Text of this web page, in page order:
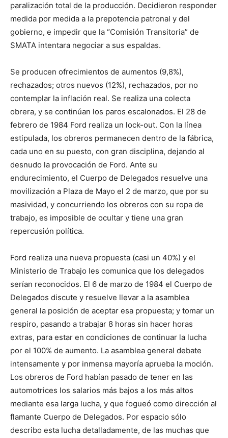
paralización total de la producción. Decidieron responder
medida por medida a la prepotencia patronal y del
gobierno, e impedir que la “Comisión Transitoria” de
SMATA intentara negociar a sus espaldas.
Se producen ofrecimientos de aumentos (9,8%),
rechazados; otros nuevos (12%), rechazados, por no
contemplar la inflación real. Se realiza una colecta
obrera, y se continúan los paros escalonados. El 28 de
febrero de 1984 Ford realiza un lock-out. Con la línea
estipulada, los obreros permanecen dentro de la fábrica,
cada uno en su puesto, con gran disciplina, dejando al
desnudo la provocación de Ford. Ante su
endurecimiento, el Cuerpo de Delegados resuelve una
movilización a Plaza de Mayo el 2 de marzo, que por su
masividad, y concurriendo los obreros con su ropa de
trabajo, es imposible de ocultar y tiene una gran
repercusión política.
Ford realiza una nueva propuesta (casi un 40%) y el
Ministerio de Trabajo les comunica que los delegados
serían reconocidos. El 6 de marzo de 1984 el Cuerpo de
Delegados discute y resuelve llevar a la asamblea
general la posición de aceptar esa propuesta; y tomar un
respiro, pasando a trabajar 8 horas sin hacer horas
extras, para estar en condiciones de continuar la lucha
por el 100% de aumento. La asamblea general debate
intensamente y por inmensa mayoría aprueba la moción.
Los obreros de Ford habían pasado de tener en las
automotrices los salarios más bajos a los más altos
mediante esa larga lucha, y que fogueó como dirección al
flamante Cuerpo de Delegados. Por espacio sólo
describo esta lucha detalladamente, de las muchas que